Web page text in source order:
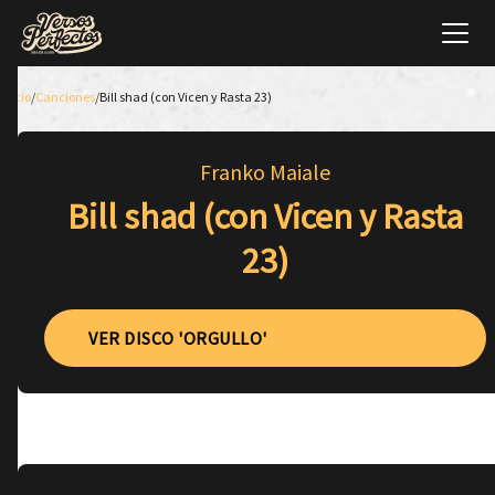
Inicio/Canciones/Bill shad (con Vicen y Rasta 23)
Franko Maiale
Bill shad (con Vicen y Rasta
23)
VER DISCO 'ORGULLO'